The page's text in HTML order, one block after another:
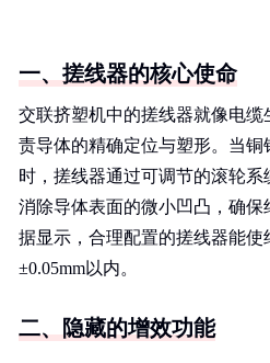
一、搓线器的核心使命
交联挤塑机中的搓线器就像电缆
责导体的精确定位与塑形。当
时，搓线器通过可调节的滚轮系
消除导体表面的微小凹凸，确
据显示，合理配置的搓线器能使
±0.05mm以内。
二、隐藏的增效功能